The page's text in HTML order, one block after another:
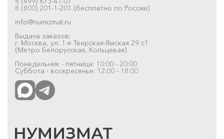
8 (800) 201-1-201 (бесплатно по России)
info@numizmat.ru
Выдача заказов:
г. Москва, ул. 1-я Тверская-Ямская 29 с1
(Метро Белорусская, Кольцевая)
Понедельник - пятница: 10:00 - 20:00
Суббота - воскресенье: 12:00 - 18:00